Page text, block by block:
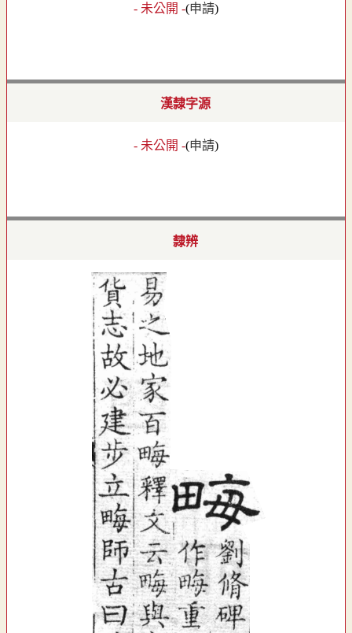
- 未公開 -(申請)
漢隸字源
- 未公開 -(申請)
隸辨